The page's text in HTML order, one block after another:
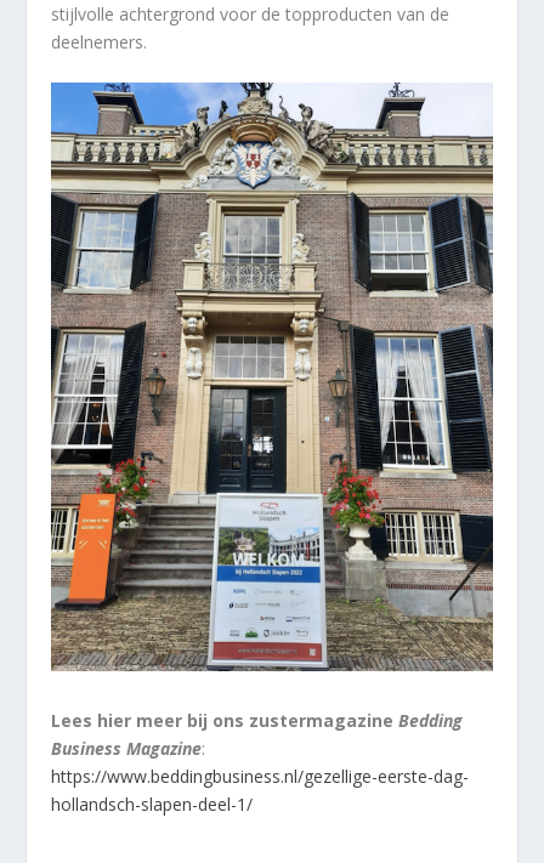
stijlvolle achtergrond voor de topproducten van de
deelnemers.
Lees hier meer bij ons zustermagazineBedding
Business Magazine:
https://www.beddingbusiness.nl/gezellige-eerste-dag-
hollandsch-slapen-deel-1/